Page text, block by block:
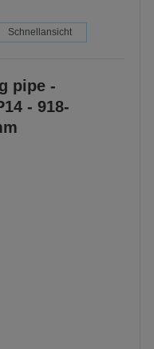
Schnellansicht
pipe -
- 918-